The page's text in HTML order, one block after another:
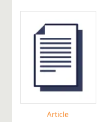
Article